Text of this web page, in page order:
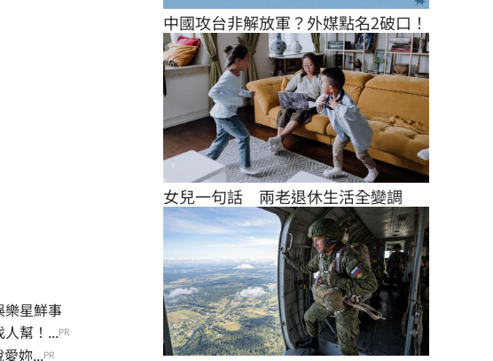
星鮮事
幫！...PR
妳...PR
中國攻台非解放軍？外媒點名2破口！
女兒一句話　兩老退休生活全變調